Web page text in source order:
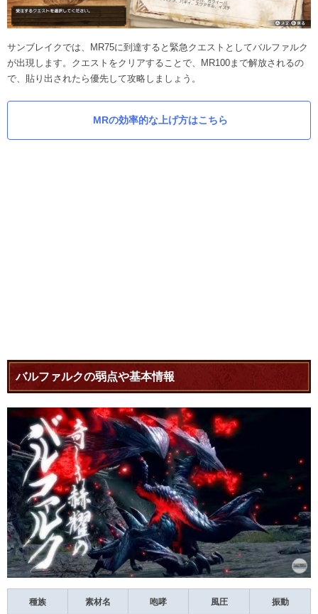
サンブレイクでは、MR75に到達すると緊急クエストとしてバルファルク
が出現します。クエストをクリアすることで、MR100まで解放されるの
で、貼り出されたら優先して攻略しましょう。
MRの効率的な上げ方はこちら
バルファルクの弱点や基本情報
種族 素材名 咆哮 風圧 振動